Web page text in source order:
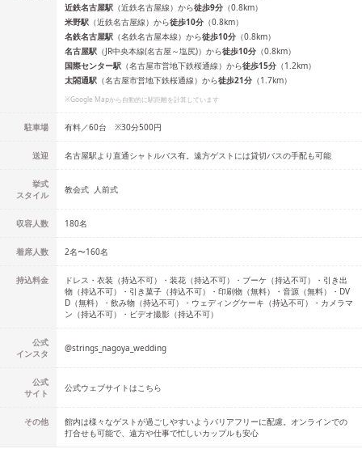
近鉄名古屋駅 （近鉄名古屋線） から徒歩9分 （0.8km）
米野駅 （近鉄名古屋線） から徒歩10分 （0.8km）
名鉄名古屋駅 （名鉄名古屋本線） から徒歩10分 （0.8km）
名古屋駅 （JR中央本線(名古屋～塩尻)） から徒歩10分 （0.8km）
国際センター駅 （名古屋市営地下鉄桜通線） から徒歩15分 （1.2km）
太閤通駅 （名古屋市営地下鉄桜通線） から徒歩21分 （1.7km）
※Google Mapから自動的に駅距離を計算しています
駐車場 有料／60台 ※30分500円
送迎 名古屋駅より直通シャトルバス有。遠方ゲストには貸切バスの手配も可能
挙式
スタイル
教会式 人前式
収容人数 180名
着席人数 2名〜160名
持込料金
ドレス・衣装（持込不可）・装花（持込不可）・ブーケ（持込不可）・引き出
物（持込不可）・引き菓子（持込不可）・印刷物（無料）・音源（無料）・DV
D（無料）・飲み物（持込不可）・ウェディングケーキ（持込不可）・カメラマ
ン（持込不可）・ビデオ撮影（持込不可）
公式
インスタ
@strings_nagoya_wedding
公式
サイト
公式ウェブサイトはこちら
その他
館内は様々なゲストが過ごしやすいようバリアフリーに配慮。オンラインでの
打合せも可能で、遠方や仕事で忙しいカップルも安心